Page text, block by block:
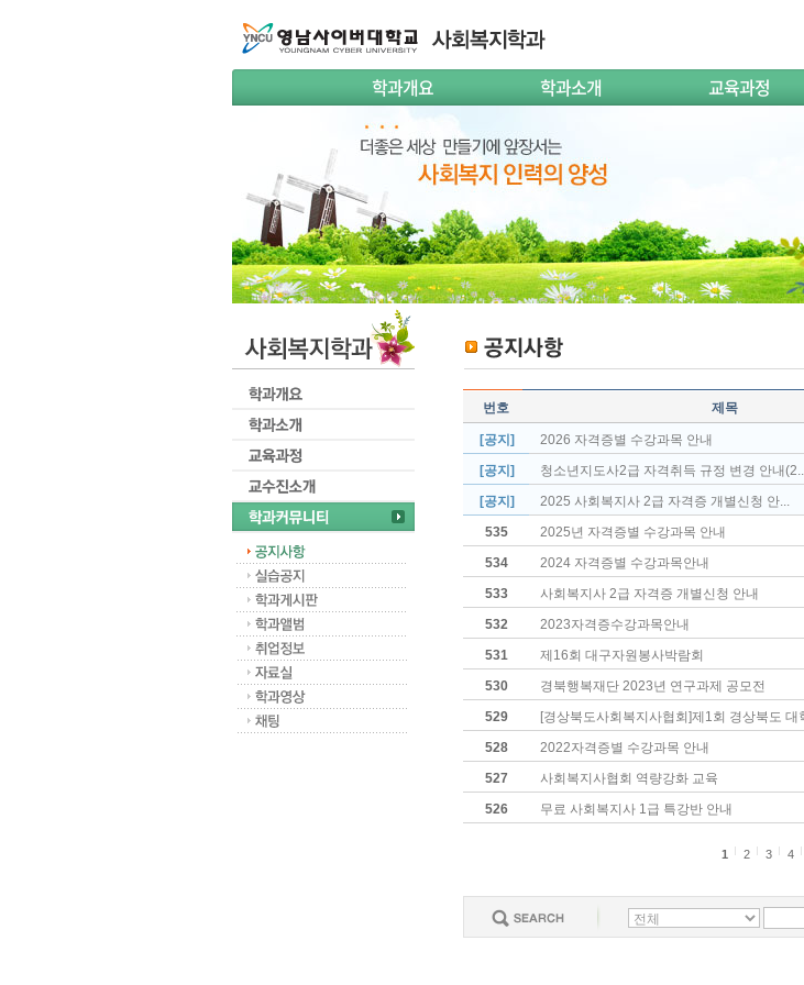
학과개요 학과소개 교육과정
번호 제목
[공지] 2026 자격증별 수강과목 안내
[공지] 청소년지도사2급 자격취득 규정 변경 안내
[공지] 2025 사회복지사 2급 자격증 개별신청 안...
535 2025년 자격증별 수강과목 안내
534 2024 자격증별 수강과목안내
533 사회복지사 2급 자격증 개별신청 안내
532 2023자격증수강과목안내
531 제16회 대구자원봉사박람회
530 경북행복재단 2023년 연구과제 공모전
529 [경상북도사회복지사협회]제1회 경상북도 대
528 2022자격증별 수강과목 안내
527 사회복지사협회 역량강화 교육
526 무료 사회복지사 1급 특강반 안내
1 2 3 4